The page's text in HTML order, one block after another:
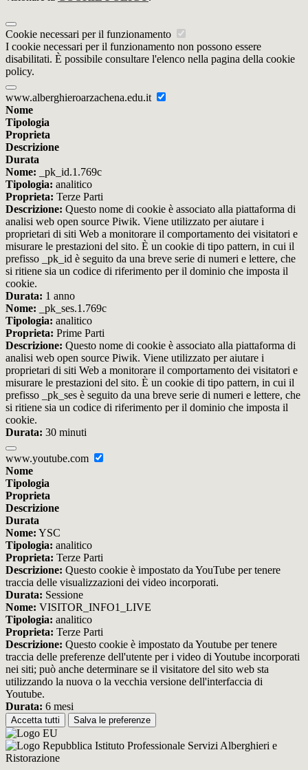
Cookie necessari per il funzionamento
I cookie necessari per il funzionamento non possono essere
disabilitati. È possibile consultare l'elenco nella pagina della cookie
policy.
www.alberghieroarzachena.edu.it
Nome
Tipologia
Proprieta
Descrizione
Durata
Nome: _pk_id.1.769c
Tipologia: analitico
Proprieta: Terze Parti
Descrizione: Questo nome di cookie è associato alla piattaforma di
analisi web open source Piwik. Viene utilizzato per aiutare i
proprietari di siti Web a monitorare il comportamento dei visitatori e
misurare le prestazioni del sito. È un cookie di tipo pattern, in cui il
prefisso _pk_id è seguito da una breve serie di numeri e lettere, che
si ritiene sia un codice di riferimento per il dominio che imposta il
cookie.
Durata: 1 anno
Nome: _pk_ses.1.769c
Tipologia: analitico
Proprieta: Prime Parti
Descrizione: Questo nome di cookie è associato alla piattaforma di
analisi web open source Piwik. Viene utilizzato per aiutare i
proprietari di siti Web a monitorare il comportamento dei visitatori e
misurare le prestazioni del sito. È un cookie di tipo pattern, in cui il
prefisso _pk_ses è seguito da una breve serie di numeri e lettere, che
si ritiene sia un codice di riferimento per il dominio che imposta il
cookie.
Durata: 30 minuti
www.youtube.com
Nome
Tipologia
Proprieta
Descrizione
Durata
Nome: YSC
Tipologia: analitico
Proprieta: Terze Parti
Descrizione: Questo cookie è impostato da YouTube per tenere
traccia delle visualizzazioni dei video incorporati.
Durata: Sessione
Nome: VISITOR_INFO1_LIVE
Tipologia: analitico
Proprieta: Terze Parti
Descrizione: Questo cookie è impostato da Youtube per tenere
traccia delle preferenze dell'utente per i video di Youtube incorporati
nei siti; può anche determinare se il visitatore del sito web sta
utilizzando la nuova o la vecchia versione dell'interfaccia di
Youtube.
Durata: 6 mesi
Accetta tutti Salva le preferenze
Istituto Professionale Servizi Alberghieri e
Ristorazione